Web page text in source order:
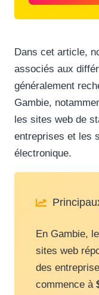
Dans cet article,
associés aux
généralement
Gambie,
les sites web de
entreprises et les
électronique.
En Gambie,
sites web
des
commence à